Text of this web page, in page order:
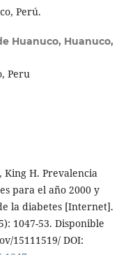
Perú.
Huanuco, Huanuco,
Peru
King H. Prevalencia
para el año 2000 y
la diabetes [Internet].
1047-53. Disponible
15111519/ DOI: